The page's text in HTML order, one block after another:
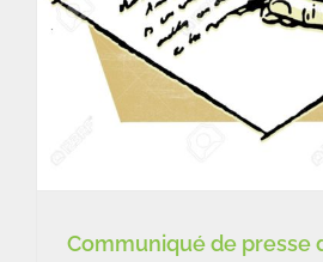
Communiqué de presse